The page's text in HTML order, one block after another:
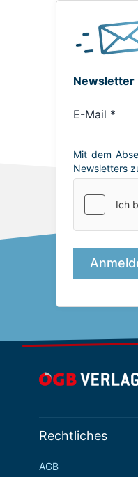
Rechtliches
AGB